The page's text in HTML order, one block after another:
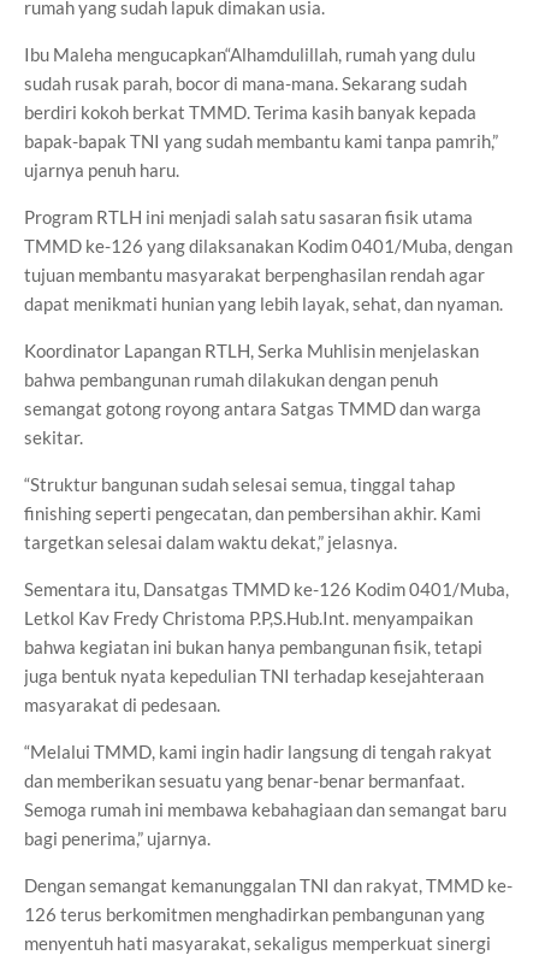
rumah yang sudah lapuk dimakan usia.
Ibu Maleha mengucapkan“Alhamdulillah, rumah yang dulu
sudah rusak parah, bocor di mana-mana. Sekarang sudah
berdiri kokoh berkat TMMD. Terima kasih banyak kepada
bapak-bapak TNI yang sudah membantu kami tanpa pamrih,”
ujarnya penuh haru.
Program RTLH ini menjadi salah satu sasaran fisik utama
TMMD ke-126 yang dilaksanakan Kodim 0401/Muba, dengan
tujuan membantu masyarakat berpenghasilan rendah agar
dapat menikmati hunian yang lebih layak, sehat, dan nyaman.
Koordinator Lapangan RTLH, Serka Muhlisin menjelaskan
bahwa pembangunan rumah dilakukan dengan penuh
semangat gotong royong antara Satgas TMMD dan warga
sekitar.
“Struktur bangunan sudah selesai semua, tinggal tahap
finishing seperti pengecatan, dan pembersihan akhir. Kami
targetkan selesai dalam waktu dekat,” jelasnya.
Sementara itu, Dansatgas TMMD ke-126 Kodim 0401/Muba,
Letkol Kav Fredy Christoma P.P,S.Hub.Int. menyampaikan
bahwa kegiatan ini bukan hanya pembangunan fisik, tetapi
juga bentuk nyata kepedulian TNI terhadap kesejahteraan
masyarakat di pedesaan.
“Melalui TMMD, kami ingin hadir langsung di tengah rakyat
dan memberikan sesuatu yang benar-benar bermanfaat.
Semoga rumah ini membawa kebahagiaan dan semangat baru
bagi penerima,” ujarnya.
Dengan semangat kemanunggalan TNI dan rakyat, TMMD ke-
126 terus berkomitmen menghadirkan pembangunan yang
menyentuh hati masyarakat, sekaligus memperkuat sinergi